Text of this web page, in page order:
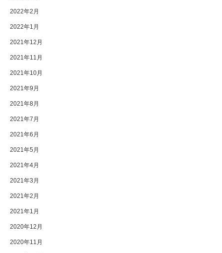
2022年2月
2022年1月
2021年12月
2021年11月
2021年10月
2021年9月
2021年8月
2021年7月
2021年6月
2021年5月
2021年4月
2021年3月
2021年2月
2021年1月
2020年12月
2020年11月